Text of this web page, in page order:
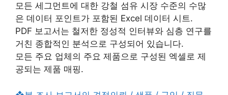
모든 세그먼트에 대한 강철 섬유 시장 수준의 수많
은 데이터 포인트가 포함된 Excel 데이터 시트.
PDF 보고서는 철저한 정성적 인터뷰와 심층 연구를
거친 종합적인 분석으로 구성되어 있습니다.
모든 주요 업체의 주요 제품으로 구성된 엑셀로 제
공되는 제품 매핑.